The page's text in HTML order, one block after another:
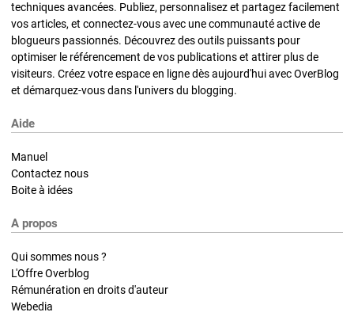
techniques avancées. Publiez, personnalisez et partagez facilement
vos articles, et connectez-vous avec une communauté active de
blogueurs passionnés. Découvrez des outils puissants pour
optimiser le référencement de vos publications et attirer plus de
visiteurs. Créez votre espace en ligne dès aujourd'hui avec OverBlog
et démarquez-vous dans l'univers du blogging.
Aide
Manuel
Contactez nous
Boite à idées
A propos
Qui sommes nous ?
L'Offre Overblog
Rémunération en droits d'auteur
Webedia